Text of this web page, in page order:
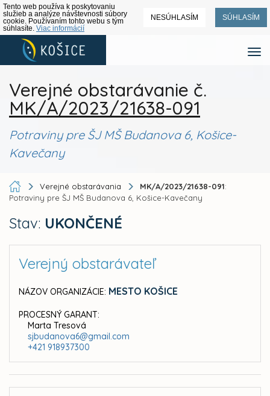
Tento web používa k poskytovaniu
služieb a analýze návštevnosti súbory
cookie. Používaním tohto webu s tým
súhlasíte. Viac informácií
NESÚHLASÍM SÚHLASÍM
Verejné obstarávanie č.
MK/A/2023/21638-091
Potraviny pre ŠJ MŠ Budanova 6, Košice-
Kavečany
Verejné obstarávania MK/A/2023/21638-091:
Potraviny pre ŠJ MŠ Budanova 6, Košice-Kavečany
Stav: UKONČENÉ
Verejný obstarávateľ
NÁZOV ORGANIZÁCIE: MESTO KOŠICE
PROCESNÝ GARANT:
Marta Tresová
sjbudanova6@gmail.com
+421 918937300